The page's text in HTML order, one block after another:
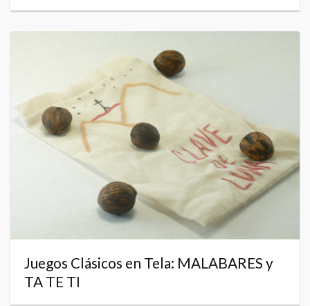
Juegos Clásicos en Tela: MALABARES y
TA TE TI